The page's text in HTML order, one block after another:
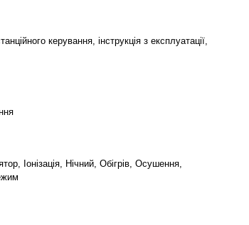
керування, інструкція з експлуатації,
Іонізація, Нічний, Обігрів, Осушення,